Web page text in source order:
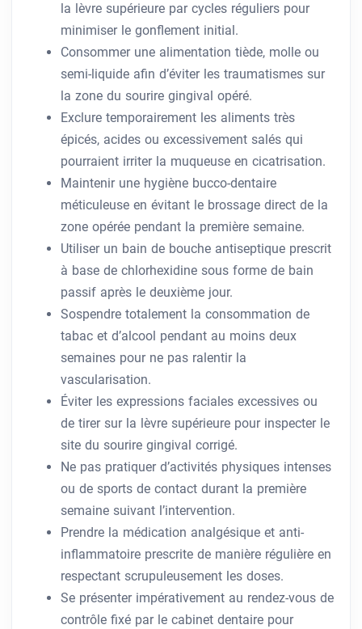
la lèvre supérieure par cycles réguliers pour
minimiser le gonflement initial.
Consommer une alimentation tiède, molle ou
semi-liquide afin d’éviter les traumatismes sur
la zone du sourire gingival opéré.
Exclure temporairement les aliments très
épicés, acides ou excessivement salés qui
pourraient irriter la muqueuse en cicatrisation.
Maintenir une hygiène bucco-dentaire
méticuleuse en évitant le brossage direct de la
zone opérée pendant la première semaine.
Utiliser un bain de bouche antiseptique prescrit
à base de chlorhexidine sous forme de bain
passif après le deuxième jour.
Sospendre totalement la consommation de
tabac et d’alcool pendant au moins deux
semaines pour ne pas ralentir la
vascularisation.
Éviter les expressions faciales excessives ou
de tirer sur la lèvre supérieure pour inspecter le
site du sourire gingival corrigé.
Ne pas pratiquer d’activités physiques intenses
ou de sports de contact durant la première
semaine suivant l’intervention.
Prendre la médication analgésique et anti-
inflammatoire prescrite de manière régulière en
respectant scrupuleusement les doses.
Se présenter impérativement au rendez-vous de
contrôle fixé par le cabinet dentaire pour